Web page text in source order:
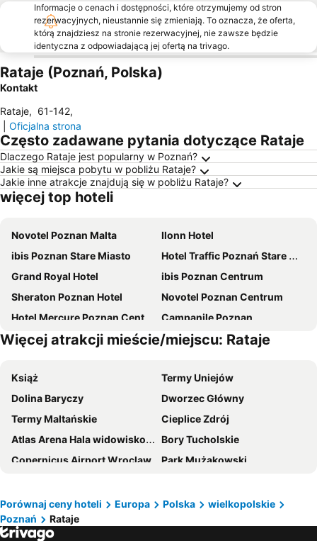
Informacje o cenach i dostępności, które otrzymujemy od stron
rezerwacyjnych, nieustannie się zmieniają. To oznacza, że oferta,
którą znajdziesz na stronie rezerwacyjnej, nie zawsze będzie
identyczna z odpowiadającą jej ofertą na trivago.
Rataje (Poznań, Polska)
Kontakt
Rataje, 61-142,
Oficjalna strona
Często zadawane pytania dotyczące Rataje
Dlaczego Rataje jest popularny w Poznań?
Jakie są miejsca pobytu w pobliżu Rataje?
Jakie inne atrakcje znajdują się w pobliżu Rataje?
więcej top hoteli
Novotel Poznan Malta
Ilonn Hotel
ibis Poznan Stare Miasto
Hotel Traffic Poznań Stare Miasto
Grand Royal Hotel
ibis Poznan Centrum
Sheraton Poznan Hotel
Novotel Poznan Centrum
Hotel Mercure Poznan Centrum
Campanile Poznan
Andersia Hotel & Spa Poznan, a member of Radisson Individuals
Hotel Kolegiacki
Moxy Poznan Airport
Park Inn by Radisson Poznan
Hotel HP Park Poznań Malta
City Park Hotel & Residence
Rezydencja Solei
Hotel Wloski
Gaja
Hotel Altus Poznań Old Town - Destigo Hotels
Hotel Edison
Comm Hotel
Hampton by Hilton Poznan Old Town
PURO Poznań Stare Miasto
Focus Hotel Poznań
Więcej atrakcji mieście/miejscu: Rataje
Książ
Termy Uniejów
Dolina Baryczy
Dworzec Główny
Termy Maltańskie
Cieplice Zdrój
Atlas Arena Hala widowiskowo-sportowa
Bory Tucholskie
Copernicus Airport Wroclaw
Park Mużakowski
Stare Miasto
Rynek
Międzynarodowe Targi Poznańskie
Porównaj ceny hoteli Europa Polska
wielkopolskie
Poznań
Rataje